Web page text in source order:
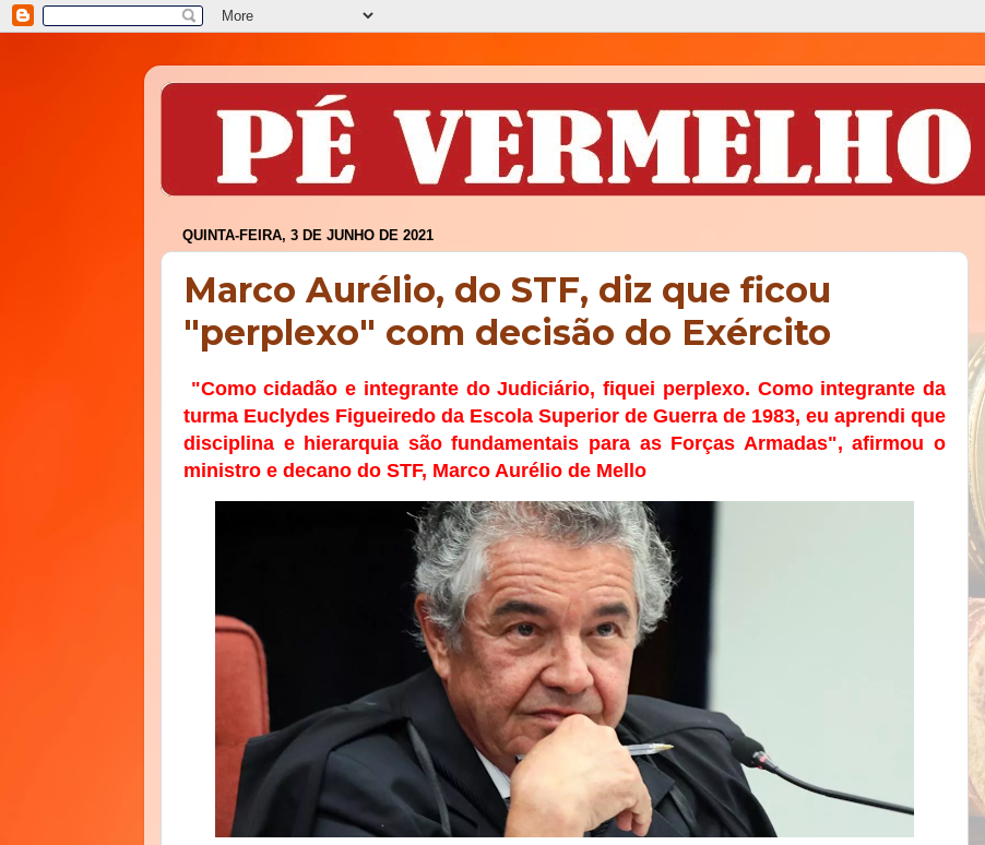
QUINTA-FEIRA, 3 DE JUNHO DE 2021
Marco Aurélio, do STF, diz que ficou
"perplexo" com decisão do Exército
"Como cidadão e integrante do Judiciário, fiquei perplexo. Como integrante da
turma Euclydes Figueiredo da Escola Superior de Guerra de 1983, eu aprendi que
disciplina e hierarquia são fundamentais para as Forças Armadas", afirmou o
ministro e decano do STF, Marco Aurélio de Mello